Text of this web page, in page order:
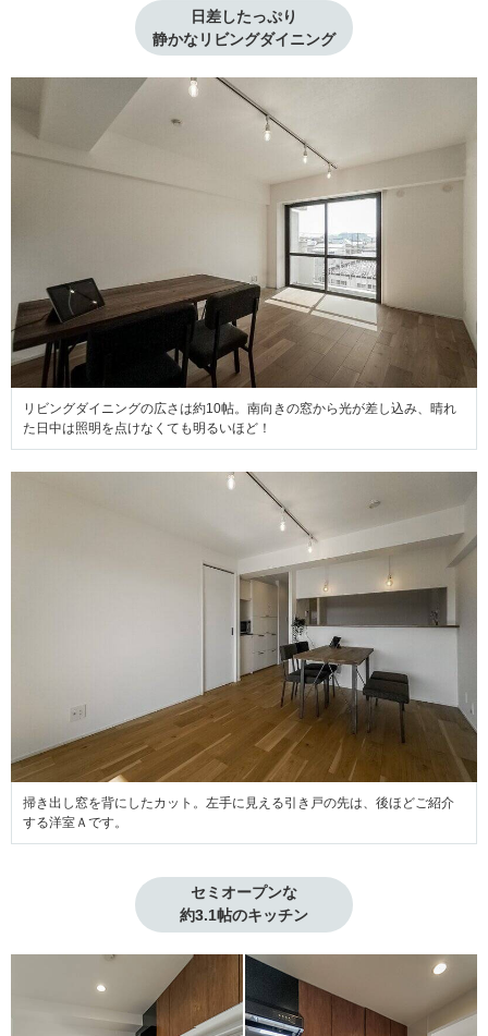
日差したっぷり
静かなリビングダイニング
リビングダイニングの広さは約10帖。南向きの窓から光が差し込み、晴れ
た日中は照明を点けなくても明るいほど！
掃き出し窓を背にしたカット。左手に見える引き戸の先は、後ほどご紹介
する洋室Ａです。
セミオープンな
約3.1帖のキッチン